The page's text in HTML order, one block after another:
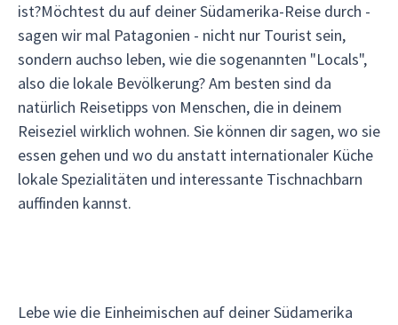
ist?Möchtest du auf deiner Südamerika-Reise durch -
sagen wir mal Patagonien - nicht nur Tourist sein,
sondern auchso leben, wie die sogenannten "Locals",
also die lokale Bevölkerung? Am besten sind da
natürlich Reisetipps von Menschen, die in deinem
Reiseziel wirklich wohnen. Sie können dir sagen, wo sie
essen gehen und wo du anstatt internationaler Küche
lokale Spezialitäten und interessante Tischnachbarn
auffinden kannst.
Lebe wie die Einheimischen auf deiner Südamerika